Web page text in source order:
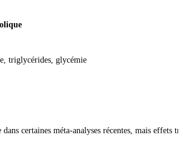
triglycérides, glycémie
certaines méta-analyses récentes, mais effets